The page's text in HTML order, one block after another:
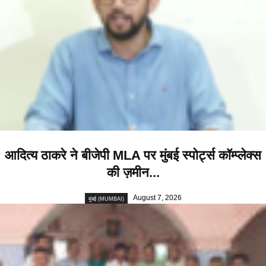
आदित्य ठाकरे ने बीजेपी MLA पर मुंबई स्पोर्ट्स कॉम्प्लेक्स
की ज़मीन...
मुंबई (MUMBAI) August 7, 2026